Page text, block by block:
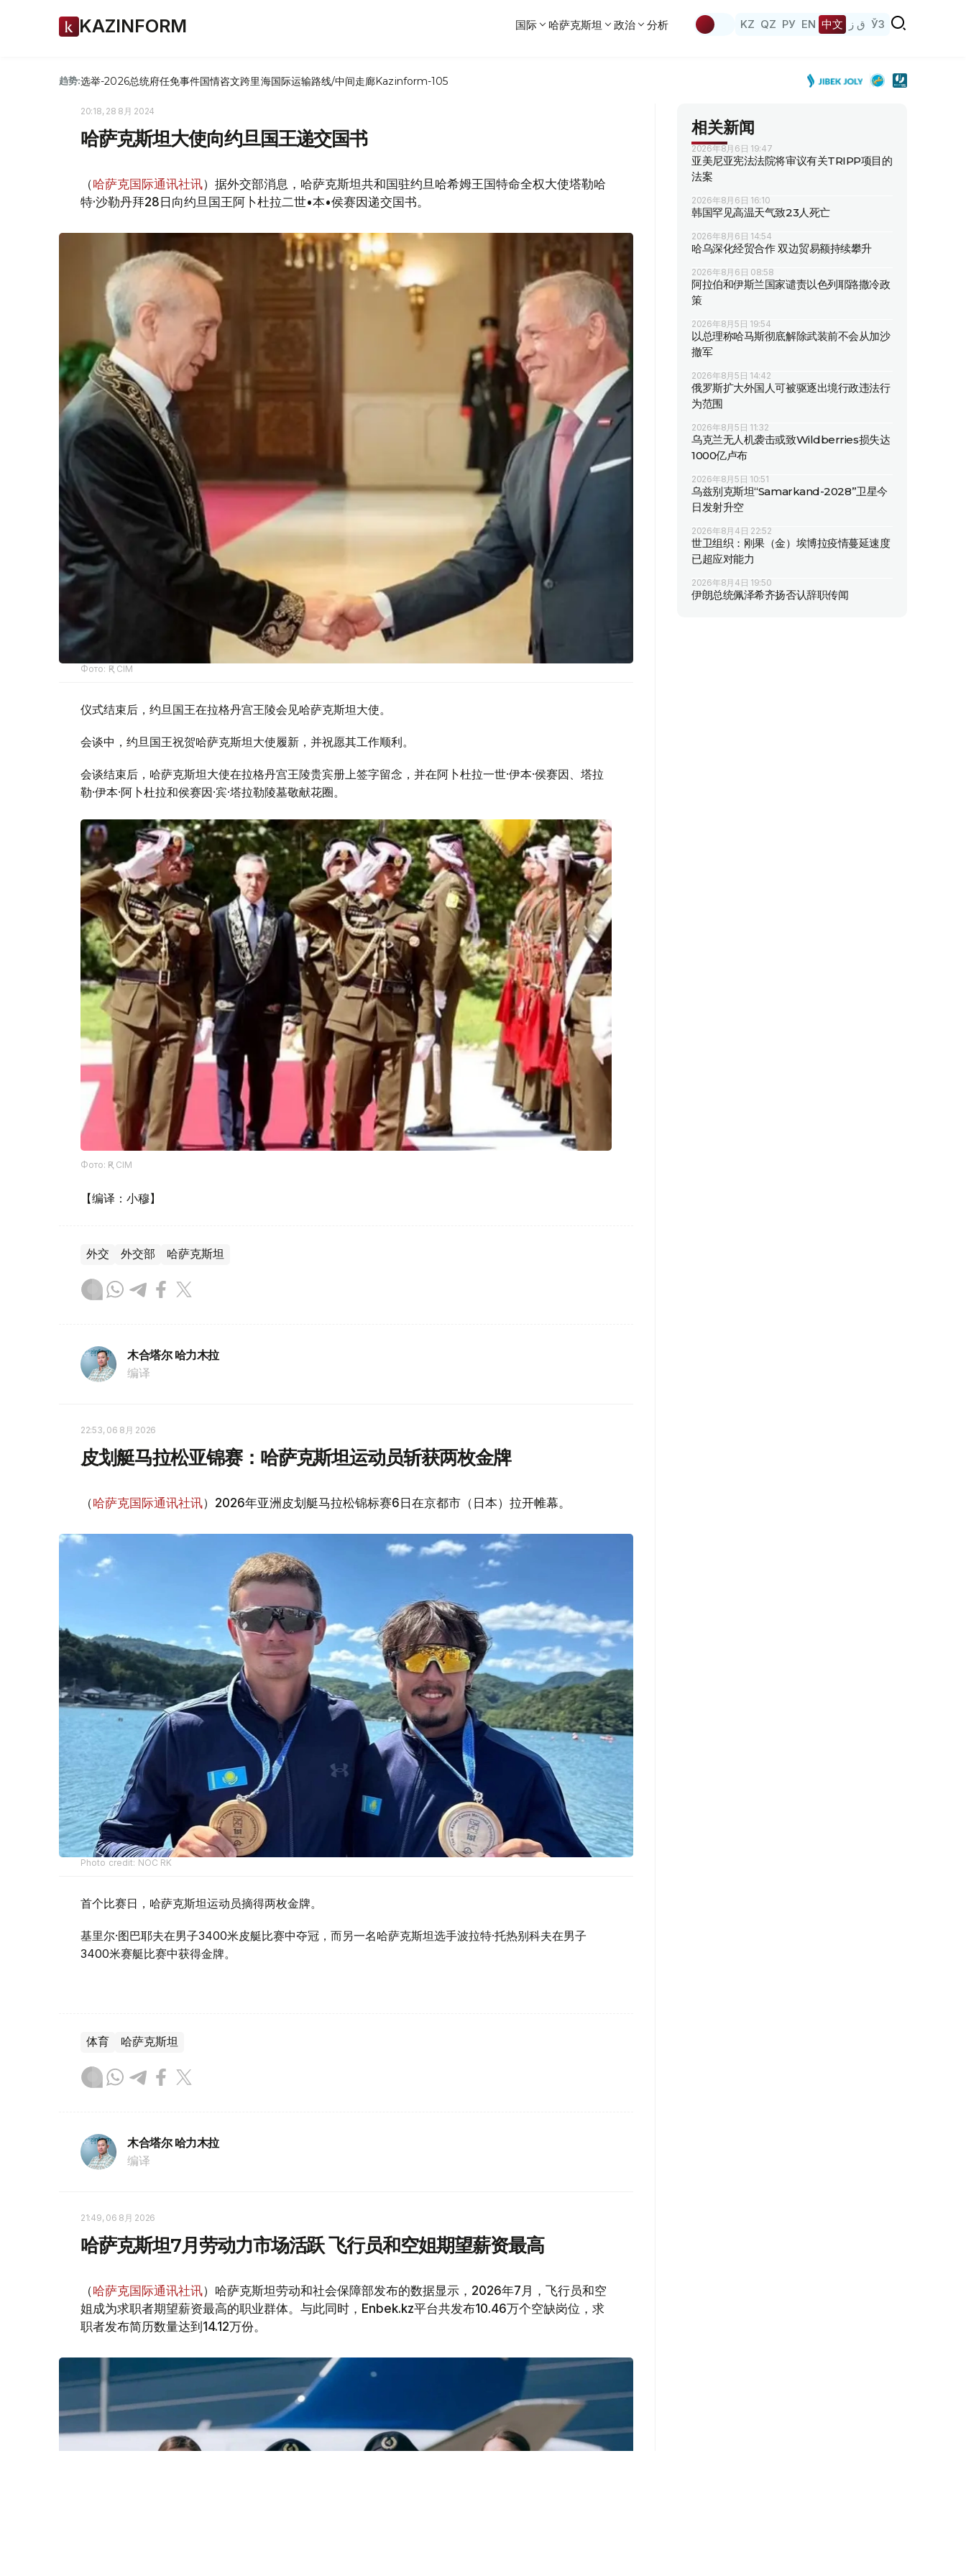
KAZINFORM 国际 哈萨克斯坦 政治 分析 KZ QZ РУ EN 中文 ق ز ЎЗ
趋势:选举-2026总统府任免事件国情咨文跨里海国际运输路线/中间走廊Kazinform-105
20:18, 28 8月 2024
哈萨克斯坦大使向约旦国王递交国书
（哈萨克国际通讯社讯）据外交部消息，哈萨克斯坦共和国驻约旦哈希姆王国特命全权大使塔勒哈
特·沙勒丹拜28日向约旦国王阿卜杜拉二世•本•侯赛因递交国书。
Фото: ҚР СІМ
仪式结束后，约旦国王在拉格丹宫王陵会见哈萨克斯坦大使。
会谈中，约旦国王祝贺哈萨克斯坦大使履新，并祝愿其工作顺利。
会谈结束后，哈萨克斯坦大使在拉格丹宫王陵贵宾册上签字留念，并在阿卜杜拉一世·伊本·侯赛因、塔拉
勒·伊本·阿卜杜拉和侯赛因·宾·塔拉勒陵墓敬献花圈。
Фото: ҚР СІМ
【编译：小穆】
外交 外交部 哈萨克斯坦
木合塔尔 哈力木拉
编译
22:53, 06 8月 2026
皮划艇马拉松亚锦赛：哈萨克斯坦运动员斩获两枚金牌
（哈萨克国际通讯社讯）2026年亚洲皮划艇马拉松锦标赛6日在京都市（日本）拉开帷幕。
Photo credit: NOC RK
首个比赛日，哈萨克斯坦运动员摘得两枚金牌。
基里尔·图巴耶夫在男子3400米皮艇比赛中夺冠，而另一名哈萨克斯坦选手波拉特·托热别科夫在男子
3400米赛艇比赛中获得金牌。
体育 哈萨克斯坦
木合塔尔 哈力木拉
编译
21:49, 06 8月 2026
哈萨克斯坦7月劳动力市场活跃 飞行员和空姐期望薪资最高
（哈萨克国际通讯社讯）哈萨克斯坦劳动和社会保障部发布的数据显示，2026年7月，飞行员和空
姐成为求职者期望薪资最高的职业群体。与此同时，Enbek.kz平台共发布10.46万个空缺岗位，求
职者发布简历数量达到14.12万份。
相关新闻
2026年8月6日 19:47
亚美尼亚宪法法院将审议有关TRIPP项目的
法案
2026年8月6日 16:10
韩国罕见高温天气致23人死亡
2026年8月6日 14:54
哈乌深化经贸合作 双边贸易额持续攀升
2026年8月6日 08:58
阿拉伯和伊斯兰国家谴责以色列耶路撒冷政
策
2026年8月5日 19:54
以总理称哈马斯彻底解除武装前不会从加沙
撤军
2026年8月5日 14:42
俄罗斯扩大外国人可被驱逐出境行政违法行
为范围
2026年8月5日 11:32
乌克兰无人机袭击或致Wildberries损失达
1000亿卢布
2026年8月5日 10:51
乌兹别克斯坦“Samarkand-2028”卫星今
日发射升空
2026年8月4日 22:52
世卫组织：刚果（金）埃博拉疫情蔓延速度
已超应对能力
2026年8月4日 19:50
伊朗总统佩泽希齐扬否认辞职传闻